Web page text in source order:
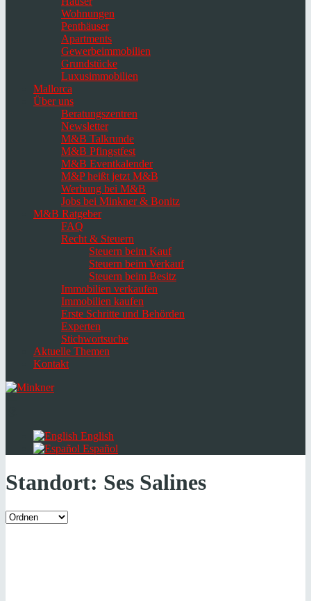
Wohnungen
Penthäuser
Apartments
Gewerbeimmobilien
Grundstücke
Luxusimmobilien
Mallorca
Über uns
Beratungszentren
Newsletter
M&B Talkrunde
M&B Pfingstfest
M&B Eventkalender
M&P heißt jetzt M&B
Werbung bei M&B
Jobs bei Minkner & Bonitz
M&B Ratgeber
FAQ
Recht & Steuern
Steuern beim Kauf
Steuern beim Verkauf
Steuern beim Besitz
Immobilien verkaufen
Immobilien kaufen
Erste Schritte und Behörden
Experten
Stichwortsuche
Aktuelle Themen
Kontakt
English
Español
Standort: Ses Salines